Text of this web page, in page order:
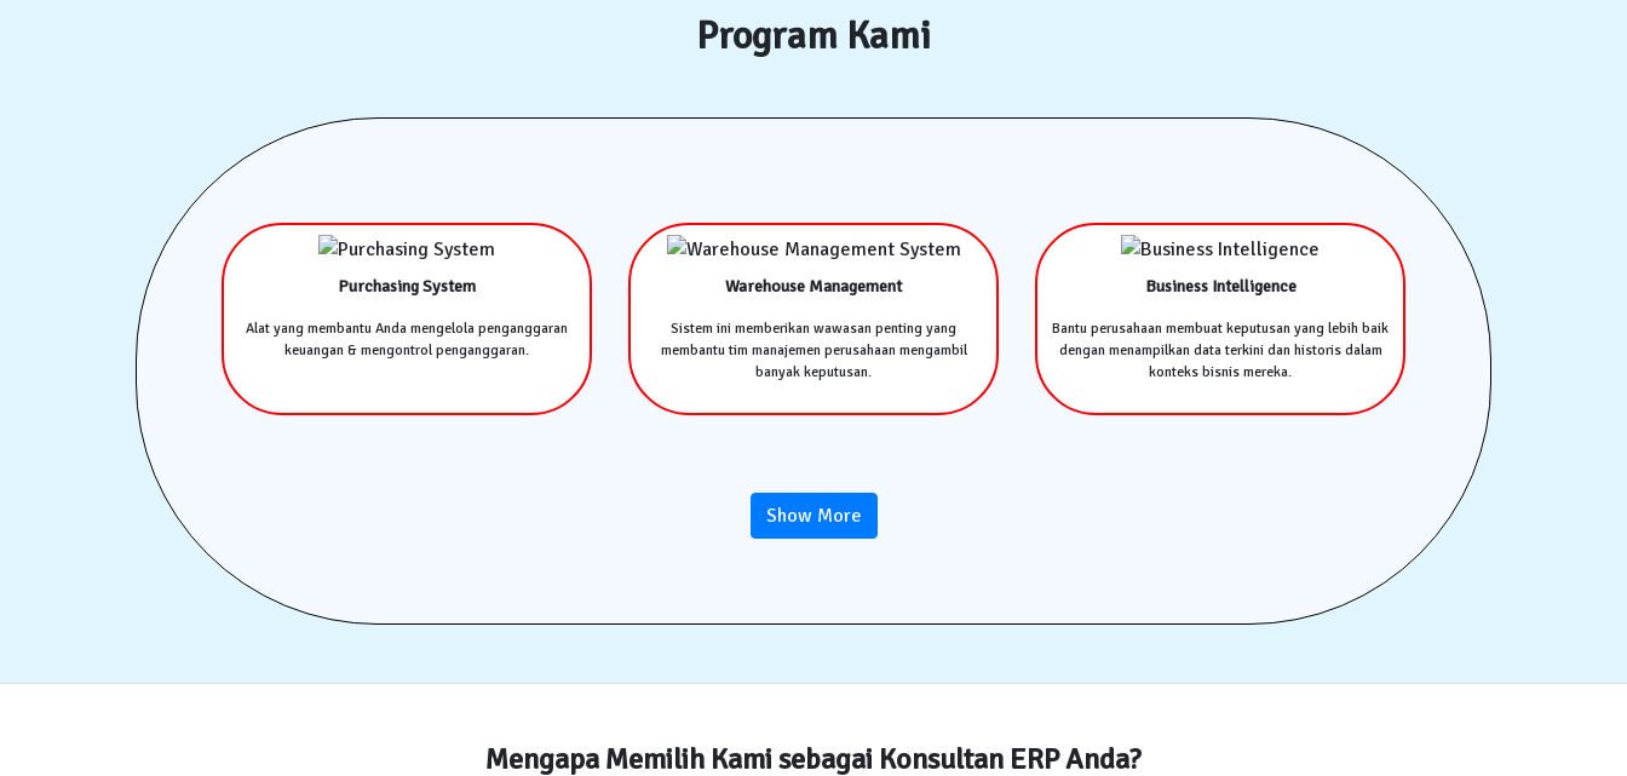
Program Kami
Purchasing System
Alat yang membantu Anda mengelola penganggaran
keuangan & mengontrol penganggaran.
Warehouse Management
Sistem ini memberikan wawasan penting yang
membantu tim manajemen perusahaan mengambil
banyak keputusan.
Business Intelligence
Bantu perusahaan membuat keputusan yang lebih baik
dengan menampilkan data terkini dan historis dalam
konteks bisnis mereka.
Show More
Mengapa Memilih Kami sebagai Konsultan ERP Anda?